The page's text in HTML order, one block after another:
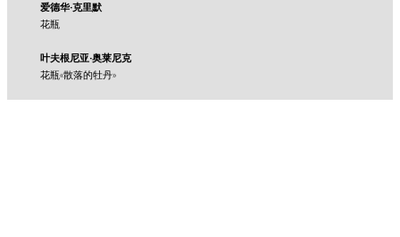
爱德华·克里默
花瓶
叶夫根尼亚·奥莱尼克
花瓶«散落的牡丹»